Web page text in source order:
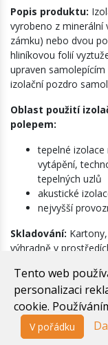
Tento web
personalizaci
cookie.
V pořádku
Popis produktu:
vyrobeno z minerální
zámku) nebo dvou
hliníkovou folií
upraven
izolační pozdro
Oblast použití
polepem:
tepelné
vytápění,
tepelných uzlů
akustické
nejvyšší
Skladování:
výhradně v